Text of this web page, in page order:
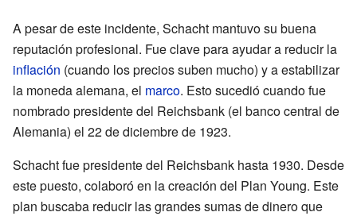
A pesar de este incidente, Schacht mantuvo su buena
reputación profesional. Fue clave para ayudar a reducir la
inflación (cuando los precios suben mucho) y a estabilizar
la moneda alemana, el marco. Esto sucedió cuando fue
nombrado presidente del Reichsbank (el banco central de
Alemania) el 22 de diciembre de 1923.
Schacht fue presidente del Reichsbank hasta 1930. Desde
este puesto, colaboró en la creación del Plan Young. Este
plan buscaba reducir las grandes sumas de dinero que